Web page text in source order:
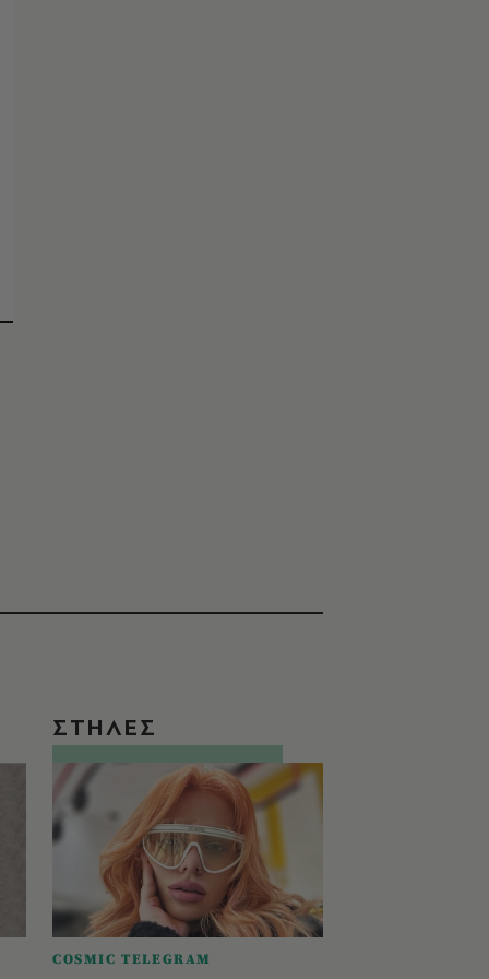
ΣΤΗΛΕΣ
COSMIC TELEGRAM